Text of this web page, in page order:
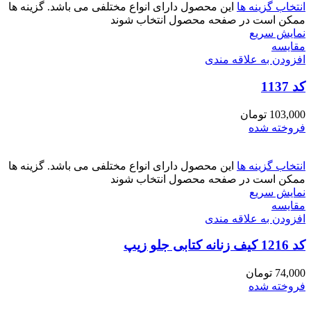
انتخاب گزینه ها این محصول دارای انواع مختلفی می باشد. گزینه ها
ممکن است در صفحه محصول انتخاب شوند
نمایش سریع
مقايسه
افزودن به علاقه مندی
کد 1137
103,000 تومان
فروخته شده
انتخاب گزینه ها این محصول دارای انواع مختلفی می باشد. گزینه ها
ممکن است در صفحه محصول انتخاب شوند
نمایش سریع
مقايسه
افزودن به علاقه مندی
کد 1216 کیف زنانه کتابی جلو زیپ
74,000 تومان
فروخته شده